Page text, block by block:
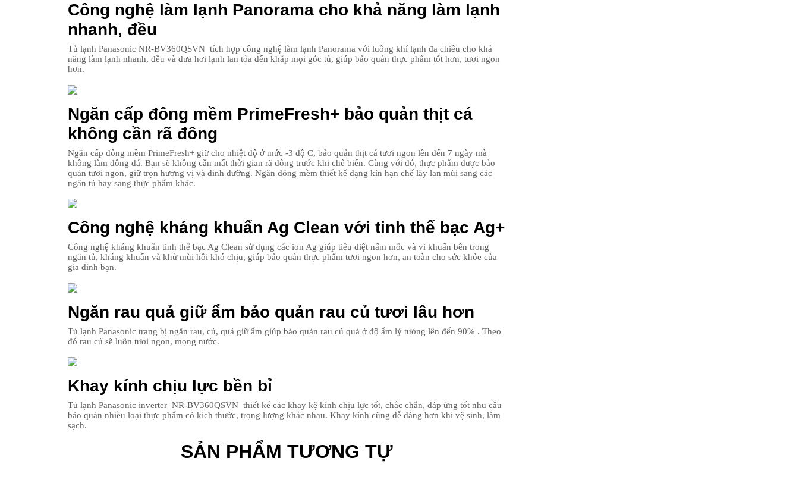
Công nghệ làm lạnh Panorama cho khả năng làm lạnh
nhanh, đều
Tủ lạnh Panasonic NR-BV360QSVN tích hợp công nghệ làm lạnh Panorama với luồng khí lạnh đa chiều cho khả
năng làm lạnh nhanh, đều và đưa hơi lạnh lan tỏa đến khắp mọi góc tủ, giúp bảo quản thực phẩm tốt hơn, tươi ngon
hơn.
Ngăn cấp đông mềm PrimeFresh+ bảo quản thịt cá
không cần rã đông
Ngăn cấp đông mềm PrimeFresh+ giữ cho nhiệt độ ở mức -3 độ C, bảo quản thịt cá tươi ngon lên đến 7 ngày mà
không làm đông đá. Bạn sẽ không cần mất thời gian rã đông trước khi chế biến. Cùng với đó, thực phẩm được bảo
quản tươi ngon, giữ trọn hương vị và dinh dưỡng. Ngăn đông mềm thiết kế dạng kín hạn chế lây lan mùi sang các
ngăn tủ hay sang thực phẩm khác.
Công nghệ kháng khuẩn Ag Clean với tinh thể bạc Ag+
Công nghệ kháng khuẩn tinh thể bạc Ag Clean sử dụng các ion Ag giúp tiêu diệt nấm mốc và vi khuẩn bên trong
ngăn tủ, kháng khuẩn và khử mùi hôi khó chịu, giúp bảo quản thực phẩm tươi ngon hơn, an toàn cho sức khỏe của
gia đình bạn.
Ngăn rau quả giữ ẩm bảo quản rau củ tươi lâu hơn
Tủ lạnh Panasonic trang bị ngăn rau, củ, quả giữ ẩm giúp bảo quản rau củ quả ở độ ẩm lý tưởng lên đến 90% . Theo
đó rau củ sẽ luôn tươi ngon, mọng nước.
Khay kính chịu lực bền bỉ
Tủ lạnh Panasonic inverter NR-BV360QSVN thiết kế các khay kệ kính chịu lực tốt, chắc chắn, đáp ứng tốt nhu cầu
bảo quản nhiều loại thực phẩm có kích thước, trọng lượng khác nhau. Khay kính cũng dễ dàng hơn khi vệ sinh, làm
sạch.
SẢN PHẨM TƯƠNG TỰ